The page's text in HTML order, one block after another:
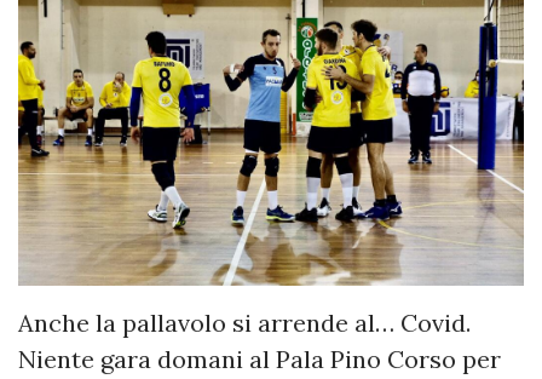
Anche la pallavolo si arrende al… Covid.
Niente gara domani al Pala Pino Corso per